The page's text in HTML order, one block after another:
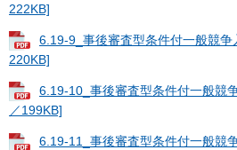
222KB]
6.19-9_事後審査型条件付一般競争
220KB]
6.19-10_事後審査型条件付一般競
／199KB]
6.19-11_事後審査型条件付一般競